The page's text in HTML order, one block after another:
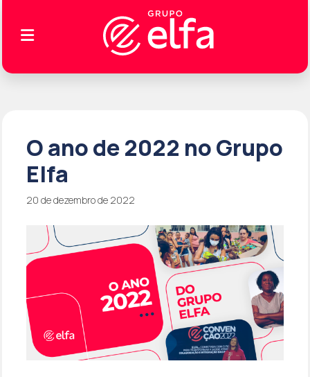
O ano de 2022 no Grupo
Elfa
20 de dezembro de 2022